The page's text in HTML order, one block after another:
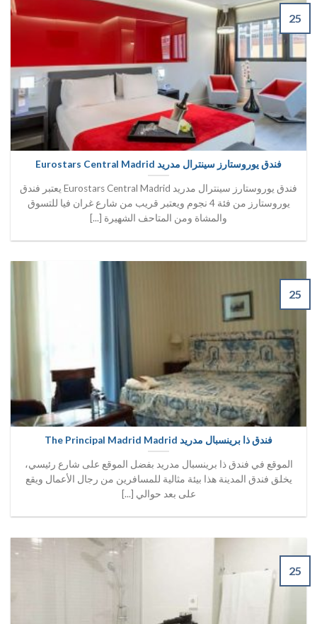
فندق يوروستارز سينترال مدريد Eurostars Central Madrid
فندق يوروستارز سينترال مدريد Eurostars Central Madrid يعتبر فندق
يوروستارز من فئة 4 نجوم ويعتبر قريب من شارع غران فيا للتسوق
والمشاة ومن المتاحف الشهيرة [...]
25
فندق ذا برينسبال مدريد The Principal Madrid Madrid
الموقع في فندق ذا برينسبال مدريد بفضل الموقع على شارع رئيسي،
يخلق فندق المدينة هذا بيئة مثالية للمسافرين من رجال الأعمال ويقع
على بعد حوالي [...]
25
25